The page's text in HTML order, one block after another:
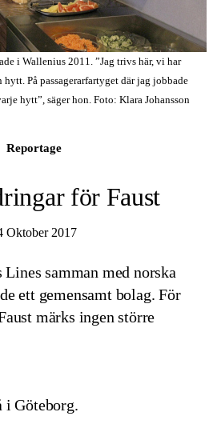
i Wallenius 2011. ”Jag trivs här, vi har
På passagerarfartyget där jag jobbade
hytt”, säger hon. Foto: Klara Johansson
Reportage
för Faust
Oktober 2017
samman med norska
ett gemensamt bolag. För
märks ingen större
i Göteborg.